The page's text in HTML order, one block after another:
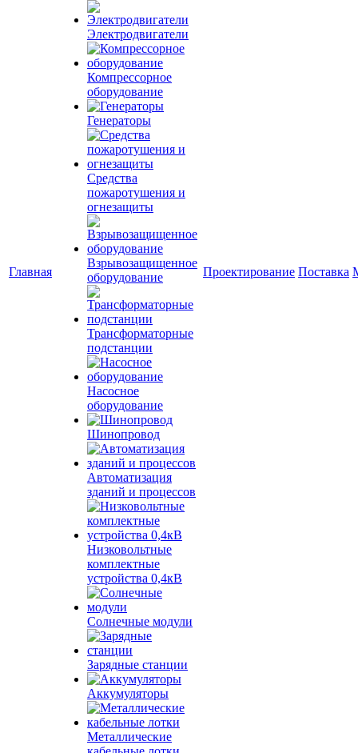
Главная
Электродвигатели
Компрессорное
оборудование
Генераторы
Средства
пожаротушения и
огнезащиты
Взрывозащищенное
оборудование
Трансформаторные
подстанции
Насосное
оборудование
Шинопровод
Автоматизация
зданий и процессов
Низковольтные
комплектные
устройства 0,4кВ
Солнечные модули
Зарядные станции
Аккумуляторы
Металлические
Проектирование Поставка